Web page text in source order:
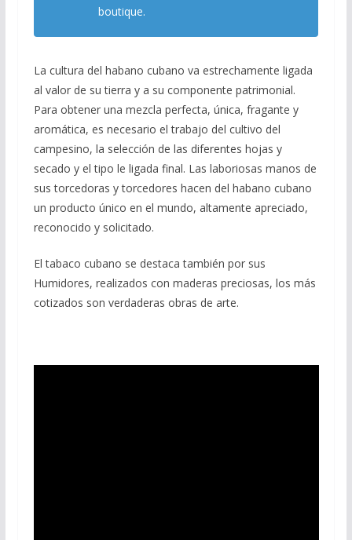
boutique.
La cultura del habano cubano va estrechamente ligada
al valor de su tierra y a su componente patrimonial.
Para obtener una mezcla perfecta, única, fragante y
aromática, es necesario el trabajo del cultivo del
campesino, la selección de las diferentes hojas y
secado y el tipo le ligada final. Las laboriosas manos de
sus torcedoras y torcedores hacen del habano cubano
un producto único en el mundo, altamente apreciado,
reconocido y solicitado.
El tabaco cubano se destaca también por sus
Humidores, realizados con maderas preciosas, los más
cotizados son verdaderas obras de arte.